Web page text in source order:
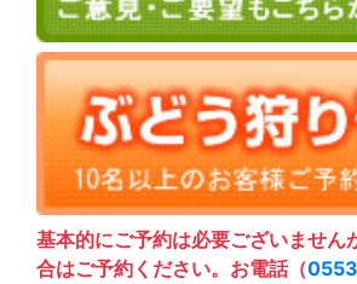
基本的にご予約は必要ございません
合はご予約ください。お電話（